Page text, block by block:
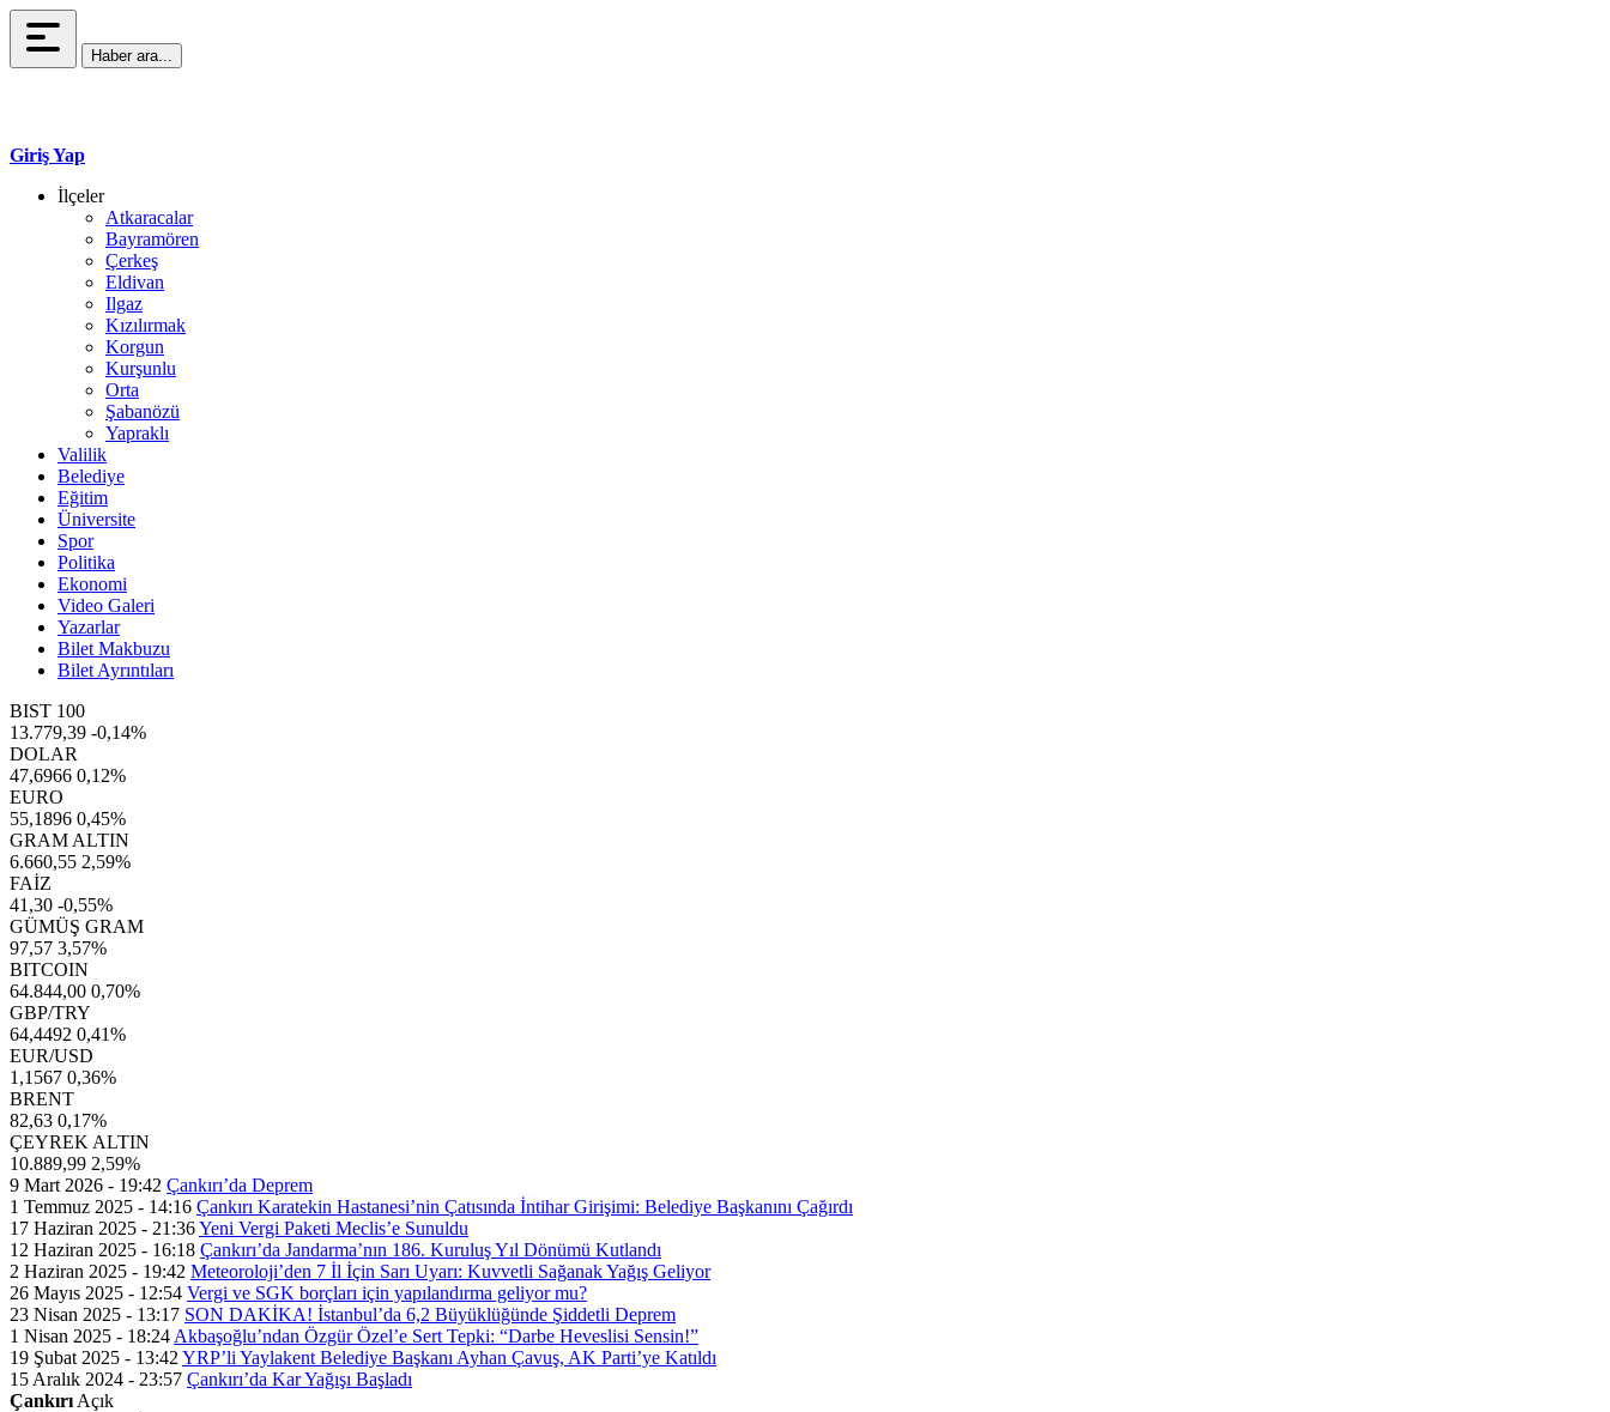
Haber ara...
Giriş Yap
İlçeler
Atkaracalar
Bayramören
Çerkeş
Eldivan
Ilgaz
Kızılırmak
Korgun
Kurşunlu
Orta
Şabanözü
Yapraklı
Valilik
Belediye
Eğitim
Üniversite
Spor
Politika
Ekonomi
Video Galeri
Yazarlar
Bilet Makbuzu
Bilet Ayrıntıları
BIST 100
13.779,39 -0,14%
DOLAR
47,6966 0,12%
EURO
55,1896 0,45%
GRAM ALTIN
6.660,55 2,59%
FAİZ
41,30 -0,55%
GÜMÜŞ GRAM
97,57 3,57%
BITCOIN
64.844,00 0,70%
GBP/TRY
64,4492 0,41%
EUR/USD
1,1567 0,36%
BRENT
82,63 0,17%
ÇEYREK ALTIN
10.889,99 2,59%
9 Mart 2026 - 19:42 Çankırı’da Deprem
1 Temmuz 2025 - 14:16 Çankırı Karatekin Hastanesi’nin Çatısında İntihar Girişimi: Belediye Başkanını Çağırdı
17 Haziran 2025 - 21:36Yeni Vergi Paketi Meclis’e Sunuldu
12 Haziran 2025 - 16:18 Çankırı’da Jandarma’nın 186. Kuruluş Yıl Dönümü Kutlandı
2 Haziran 2025 - 19:42 Meteoroloji’den 7 İl İçin Sarı Uyarı: Kuvvetli Sağanak Yağış Geliyor
26 Mayıs 2025 - 12:54 Vergi ve SGK borçları için yapılandırma geliyor mu?
23 Nisan 2025 - 13:17 SON DAKİKA! İstanbul’da 6,2 Büyüklüğünde Şiddetli Deprem
1 Nisan 2025 - 18:24 Akbaşoğlu’ndan Özgür Özel’e Sert Tepki: “Darbe Heveslisi Sensin!”
19 Şubat 2025 - 13:42 YRP’li Yaylakent Belediye Başkanı Ayhan Çavuş, AK Parti’ye Katıldı
15 Aralık 2024 - 23:57 Çankırı’da Kar Yağışı Başladı
Çankırı Açık